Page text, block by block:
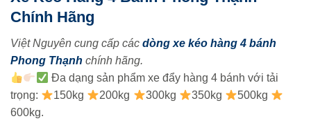
Chính Hãng
Việt Nguyên cung cấp các dòng xe kéo hàng 4 bánh
Phong Thạnh chính hãng.
Đa dạng sản phẩm xe đẩy hàng 4 bánh với tải
trọng:
150kg 200kg 300kg 350kg
500kg
600kg.